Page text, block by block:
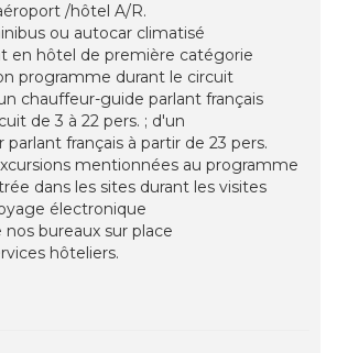
/hôtel A/R.
ou autocar climatisé
en hôtel de première catégorie
programme durant le circuit
chauffeur-guide parlant français
de 3 à 22 pers. ; d'un
français à partir de 23 pers.
mentionnées au programme
dans les sites durant les visites
électronique
nos bureaux sur place
hôteliers.